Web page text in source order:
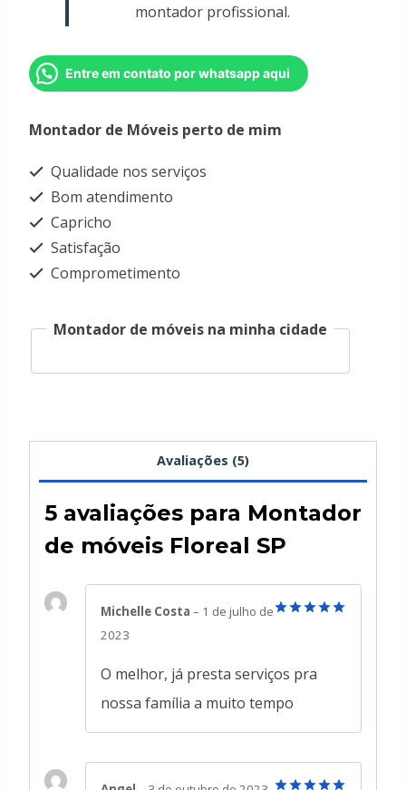
montador profissional.
Entre em contato por whatsapp aqui
Montador de Móveis perto de mim
Qualidade nos serviços
Bom atendimento
Capricho
Satisfação
Comprometimento
Montador de móveis na minha cidade
Avaliações (5)
5 avaliações para Montador
de móveis Floreal SP
Michelle Costa – 1 de julho de
2023
O melhor, já presta serviços pra
nossa família a muito tempo